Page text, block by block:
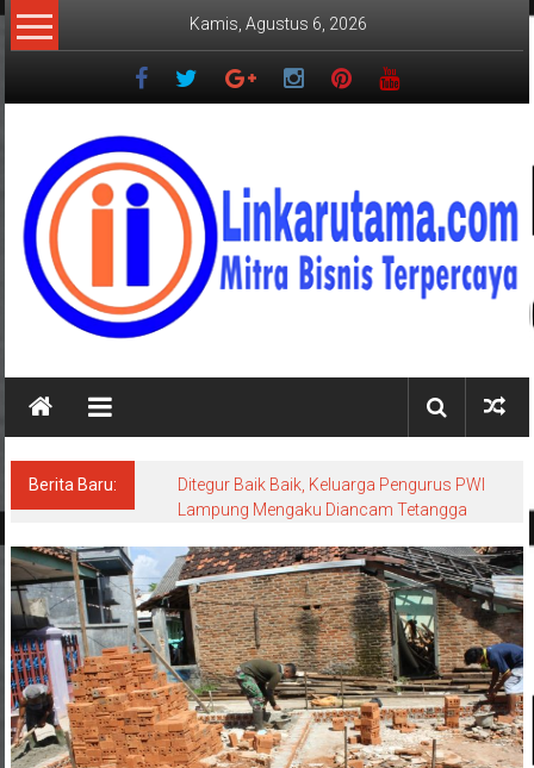
Lompat
ke
Kamis, Agustus 6, 2026
LINKARUTAMA.COM
Mitra
Terpercaya
Berita Baru:
Ditegur Baik Baik, Keluarga Pengurus PWI
Lampung Mengaku Diancam Tetangga